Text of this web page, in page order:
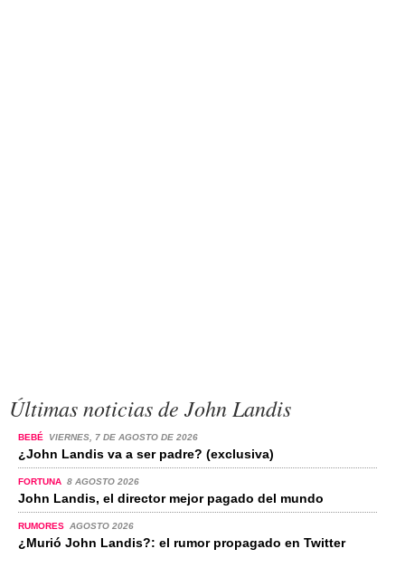
Últimas noticias de John Landis
BEBÉ VIERNES, 7 DE AGOSTO DE 2026
¿John Landis va a ser padre? (exclusiva)
FORTUNA 8 AGOSTO 2026
John Landis, el director mejor pagado del mundo
RUMORES AGOSTO 2026
¿Murió John Landis?: el rumor propagado en Twitter